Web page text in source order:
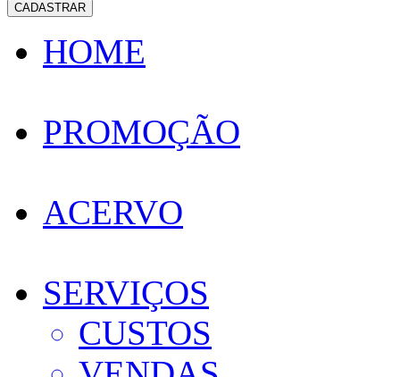
CADASTRAR
HOME
PROMOÇÃO
ACERVO
SERVIÇOS
CUSTOS